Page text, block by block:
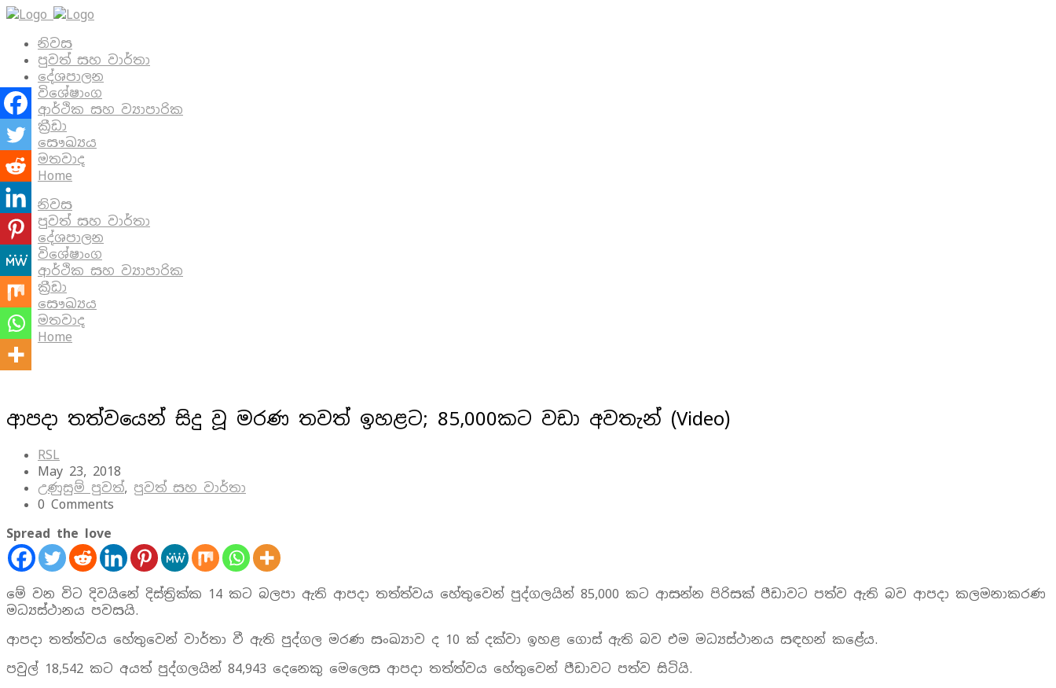
නිවස
පුවත් සහ වාර්තා
දේශපාලන
විශේෂාංග
ආර්ථික සහ ව්‍යාපාරික
ක්‍රීඩා
සෞඛ්‍යය
මතවාද
Home
නිවස
පුවත් සහ වාර්තා
දේශපාලන
විශේෂාංග
ආර්ථික සහ ව්‍යාපාරික
ක්‍රීඩා
සෞඛ්‍යය
මතවාද
Home
ආපදා තත්වයෙන් සිදු වූ මරණ තවත් ඉහළට; 85,000කට වඩා අවතැන් (Video)
RSL
May 23, 2018
උණුසුම් පුවත්, පුවත් සහ වාර්තා
0 Comments
Spread the love
මේ වන විට දිවයිනේ දිස්ත්‍රික්ක 14 කට බලපා ඇති ආපදා තත්ත්වය හේතුවෙන් පුද්ගලයින් 85,000 කට ආසන්න පිරිසක් පීඩාවට පත්ව ඇති බව ආපදා කලමනාකරණ
මධ්‍යස්ථානය පවසයි.
ආපදා තත්ත්වය හේතුවෙන් වාර්තා වී ඇති පුද්ගල මරණ සංඛ්‍යාව ද 10 ක් දක්වා ඉහළ ගොස් ඇති බව එම මධ්‍යස්ථානය සඳහන් කළේය.
පවුල් 18,542 කට අයත් පුද්ගලයින් 84,943 දෙනෙකු මෙලෙස ආපදා තත්ත්වය හේතුවෙන් පීඩාවට පත්ව සිටියි.